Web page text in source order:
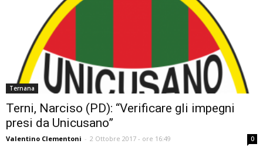
Ternana
Terni, Narciso (PD): “Verificare gli impegni
presi da Unicusano”
Valentino Clementoni - 2 Ottobre 2017 - ore 16:49 0